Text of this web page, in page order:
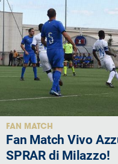
FAN MATCH
Fan Match Vivo
SPRAR di Milazzo!